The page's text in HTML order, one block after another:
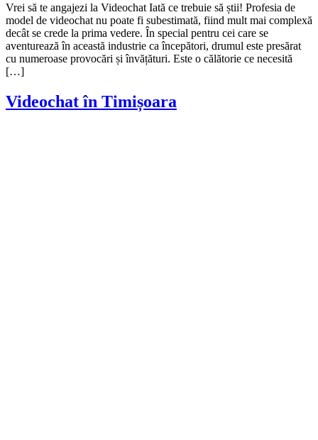
Vrei să te angajezi la Videochat Iată ce trebuie să știi! Profesia de
model de videochat nu poate fi subestimată, fiind mult mai complexă
decât se crede la prima vedere. În special pentru cei care se
aventurează în această industrie ca începători, drumul este presărat
cu numeroase provocări și învățături. Este o călătorie ce necesită
[…]
Videochat în Timișoara